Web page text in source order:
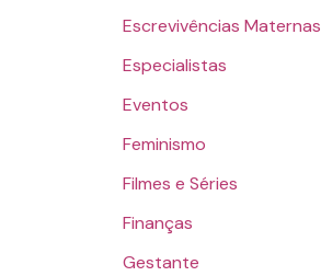
Escrevivências Maternas
Especialistas
Eventos
Feminismo
Filmes e Séries
Finanças
Gestante